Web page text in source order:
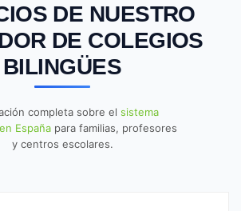
DE NUESTRO
DE COLEGIOS
BILINGÜES
completa sobre el sistema
España para familias, profesores
y centros escolares.